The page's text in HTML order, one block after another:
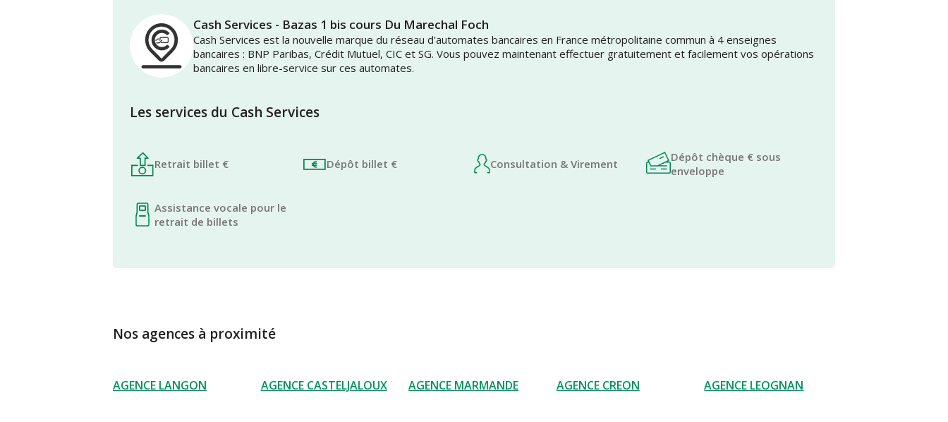
Cash Services - Bazas 1 bis cours Du Marechal Foch
Cash Services est la nouvelle marque du réseau d’automates bancaires en France métropolitaine commun à 4 enseignes
bancaires : BNP Paribas, Crédit Mutuel, CIC et SG. Vous pouvez maintenant effectuer gratuitement et facilement vos opérations
bancaires en libre-service sur ces automates.
Les services du Cash Services
Retrait billet € Dépôt billet € Consultation & Virement
Dépôt chèque € sous
enveloppe
Assistance vocale pour le
retrait de billets
Nos agences à proximité
AGENCE LANGON AGENCE CASTELJALOUX AGENCE MARMANDE AGENCE CREON AGENCE LEOGNAN